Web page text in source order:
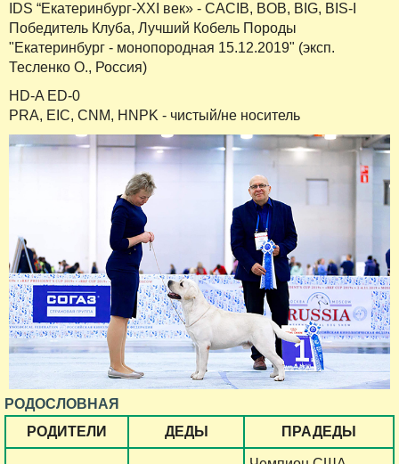
IDS “Екатеринбург-XXI век» - CACIB, BOB, BIG, BIS-I
Победитель Клуба, Лучший Кобель Породы
"Екатеринбург - монопородная 15.12.2019" (эксп.
Тесленко О., Россия)
HD-A ED-0
PRA, EIC, CNM, HNPK - чистый/не носитель
РОДОСЛОВНАЯ
РОДИТЕЛИ
ДЕДЫ ПРАДЕДЫ